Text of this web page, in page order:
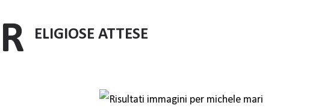
R ELIGIOSE ATTESE